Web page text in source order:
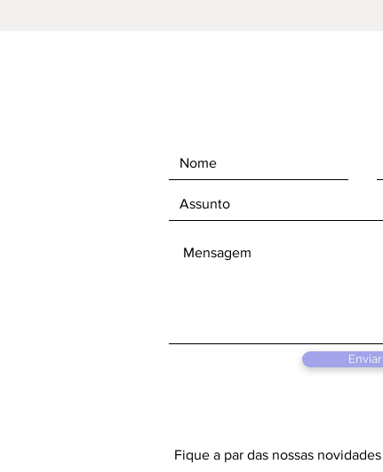
Enviar
Fique a par das nossas novidades